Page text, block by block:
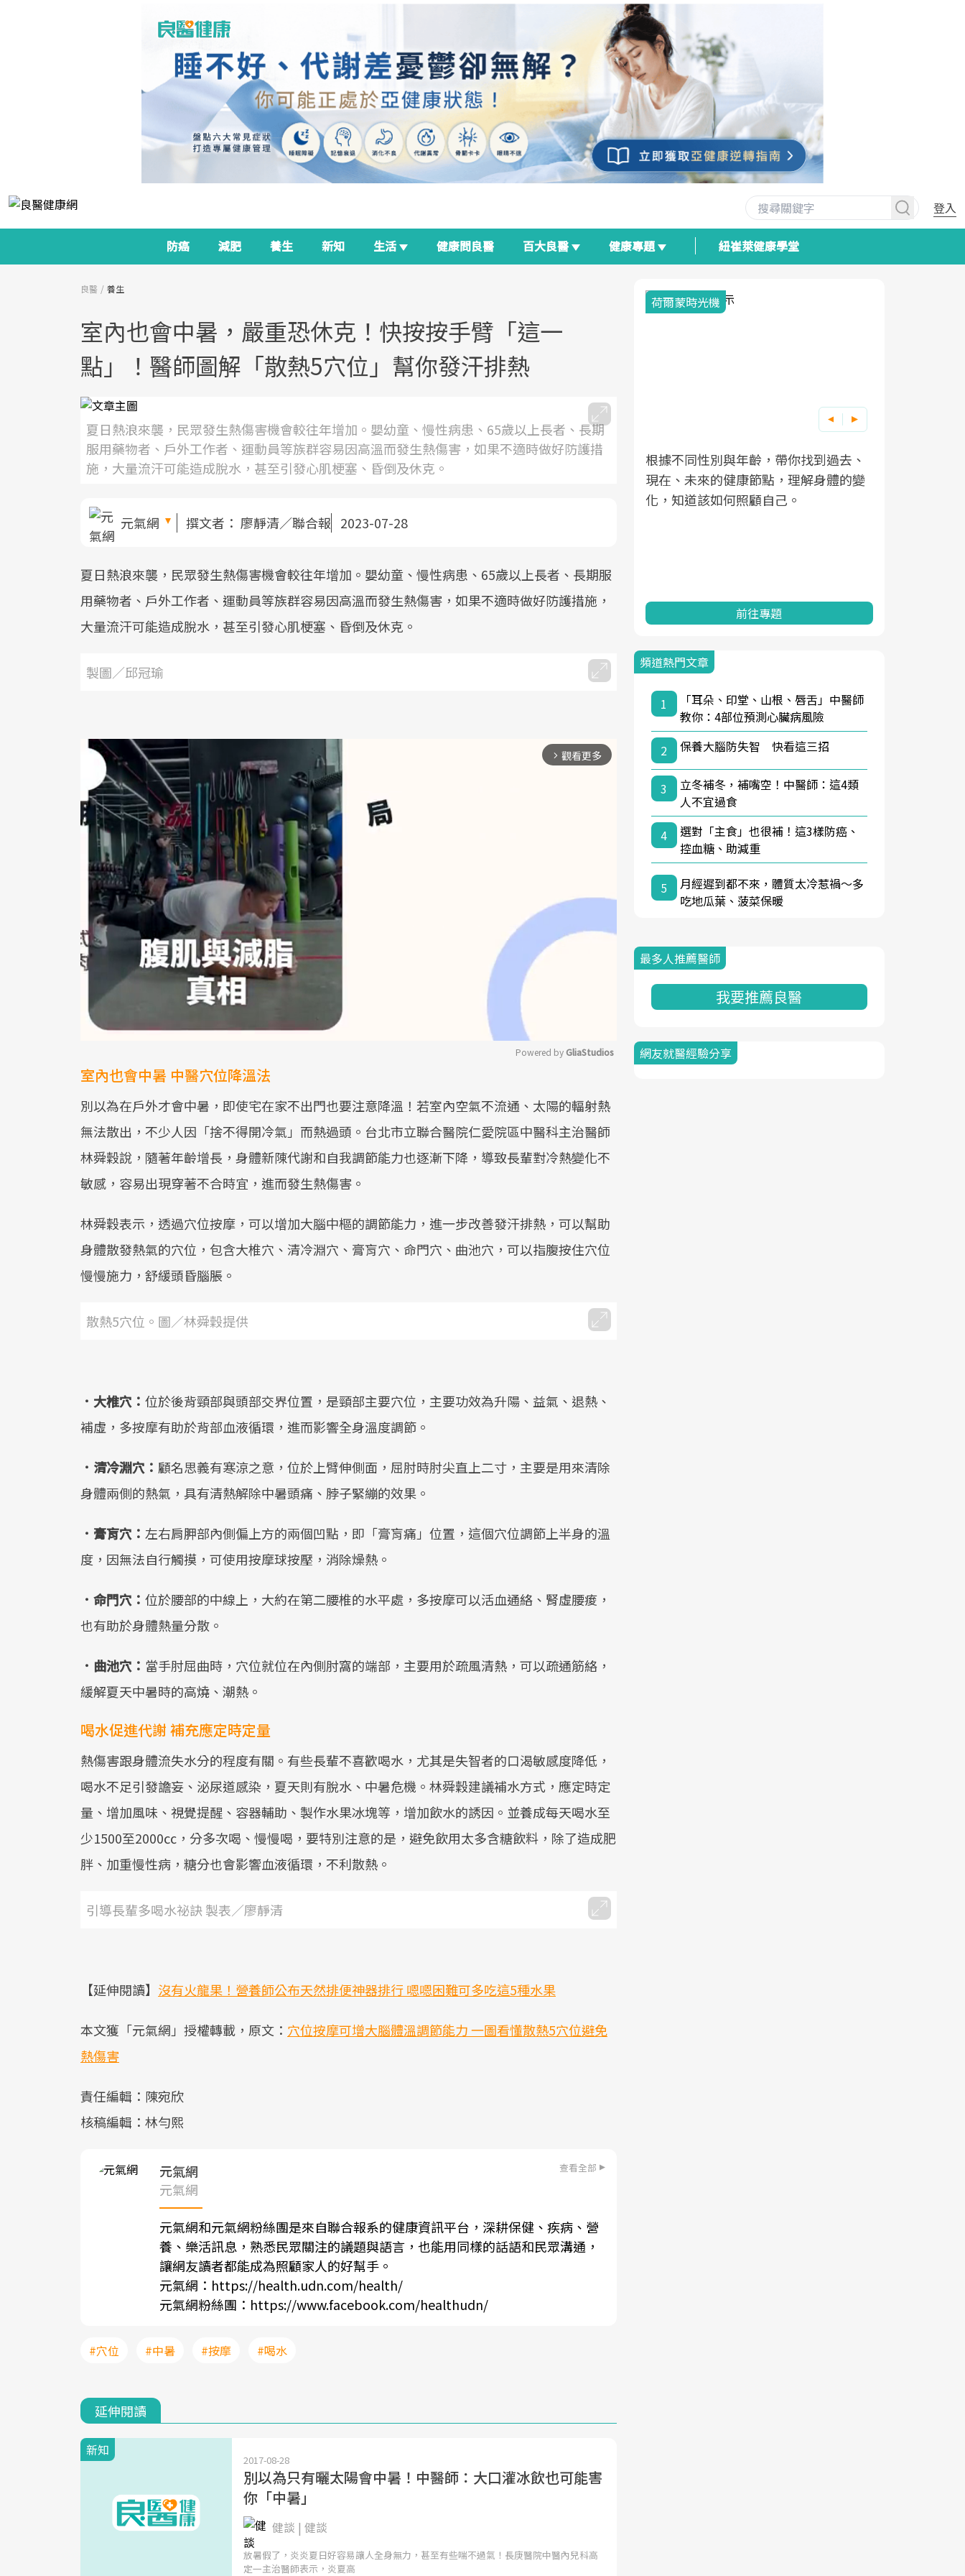
登入
防癌 減肥 養生 新知 生活 健康問良醫 百大良醫 健康專題 紐崔萊健康學堂
良醫 養生
室內也會中暑，嚴重恐休克！快按按手臂「這一
點」！醫師圖解「散熱5穴位」幫你發汗排熱
夏日熱浪來襲，民眾發生熱傷害機會較往年增加。嬰幼童、慢性病患、65歲以上長者、長期
服用藥物者、戶外工作者、運動員等族群容易因高溫而發生熱傷害，如果不適時做好防護措
施，大量流汗可能造成脫水，甚至引發心肌梗塞、昏倒及休克。
元氣網 撰文者： 廖靜清／聯合報 2023-07-28
夏日熱浪來襲，民眾發生熱傷害機會較往年增加。嬰幼童、慢性病患、65歲以上長者、長期服
用藥物者、戶外工作者、運動員等族群容易因高溫而發生熱傷害，如果不適時做好防護措施，
大量流汗可能造成脫水，甚至引發心肌梗塞、昏倒及休克。
製圖／邱冠瑜
arrow_forward_ios 觀看更多
Powered by GliaStudios
室內也會中暑 中醫穴位降溫法
別以為在戶外才會中暑，即使宅在家不出門也要注意降溫！若室內空氣不流通、太陽的輻射熱
無法散出，不少人因「捨不得開冷氣」而熱過頭。台北市立聯合醫院仁愛院區中醫科主治醫師
林舜穀說，隨著年齡增長，身體新陳代謝和自我調節能力也逐漸下降，導致長輩對冷熱變化不
敏感，容易出現穿著不合時宜，進而發生熱傷害。
林舜穀表示，透過穴位按摩，可以增加大腦中樞的調節能力，進一步改善發汗排熱，可以幫助
身體散發熱氣的穴位，包含大椎穴、清冷淵穴、膏肓穴、命門穴、曲池穴，可以指腹按住穴位
慢慢施力，舒緩頭昏腦脹。
散熱5穴位。圖／林舜穀提供
．大椎穴： 位於後背頸部與頭部交界位置，是頸部主要穴位，主要功效為升陽、益氣、退熱、
補虛，多按摩有助於背部血液循環，進而影響全身溫度調節。
．清冷淵穴： 顧名思義有寒涼之意，位於上臂伸側面，屈肘時肘尖直上二寸，主要是用來清除
身體兩側的熱氣，具有清熱解除中暑頭痛、脖子緊繃的效果。
．膏肓穴： 左右肩胛部內側偏上方的兩個凹點，即「膏肓痛」位置，這個穴位調節上半身的溫
度，因無法自行觸摸，可使用按摩球按壓，消除燥熱。
．命門穴： 位於腰部的中線上，大約在第二腰椎的水平處，多按摩可以活血通絡、腎虛腰痠，
也有助於身體熱量分散。
．曲池穴： 當手肘屈曲時，穴位就位在內側肘窩的端部，主要用於疏風清熱，可以疏通筋絡，
緩解夏天中暑時的高燒、潮熱。
喝水促進代謝 補充應定時定量
熱傷害跟身體流失水分的程度有關。有些長輩不喜歡喝水，尤其是失智者的口渴敏感度降低，
喝水不足引發譫妄、泌尿道感染，夏天則有脫水、中暑危機。林舜穀建議補水方式，應定時定
量、增加風味、視覺提醒、容器輔助、製作水果冰塊等，增加飲水的誘因。並養成每天喝水至
少1500至2000㏄，分多次喝、慢慢喝，要特別注意的是，避免飲用太多含糖飲料，除了造成肥
胖、加重慢性病，糖分也會影響血液循環，不利散熱。
引導長輩多喝水祕訣 製表／廖靜清
【延伸閱讀】 沒有火龍果！營養師公布天然排便神器排行 嗯嗯困難可多吃這5種水果
本文獲「元氣網」授權轉載，原文： 穴位按摩可增大腦體溫調節能力 一圖看懂散熱5穴位避免
熱傷害
責任編輯：陳宛欣
核稿編輯：林勻熙
元氣網 查看全部
元氣網
元氣網和元氣網粉絲團是來自聯合報系的健康資訊平台，深耕保健、疾病、營
養、樂活訊息，熟悉民眾關注的議題與語言，也能用同樣的話語和民眾溝通，
讓網友讀者都能成為照顧家人的好幫手。
元氣網： https://health.udn.com/health/
元氣網粉絲團： https://www.facebook.com/healthudn/
#穴位 #中暑 #按摩 #喝水
延伸閱讀
新知
2017-08-28
別以為只有曬太陽會中暑！中醫師：大口灌冰飲也可能害
你「中暑」
健談 | 健談
放暑假了，炎炎夏日好容易讓人全身無力，甚至有些喘不過氣！長庚醫院中醫內兒科高
定一主治醫師表示，炎夏高
面對超高齡社會的浪潮，台灣正在快速
邁向「健康照護」的新時代。隨著國家
照3.0」的推進，「預防醫學」已成全民
狀況、啟動健康管理的重要起點。
前往專題
2025年，就到良醫生活祭體驗「一站式
健康新生活」，從講座、體驗到運動，
前往專題
良醫健康網從「換季的身體變化」出
發，透過醫學觀點與日常感受的對話，
改善行動。
前往專題
荷爾蒙時光機
根據不同性別與年齡，帶你找到過去、
現在、未來的健康節點，理解身體的變
化，知道該如何照顧自己。
前往專題
頻道熱門文章
1
「耳朵、印堂、山根、唇舌」中醫師
教你：4部位預測心臟病風險
2
保養大腦防失智 快看這三招
3
立冬補冬，補嘴空！中醫師：這4類
人不宜過食
4
選對「主食」也很補！這3樣防癌、
控血糖、助減重
5
月經遲到都不來，體質太冷惹禍〜多
吃地瓜葉、菠菜保暖
最多人推薦醫師
我要推薦良醫
網友就醫經驗分享